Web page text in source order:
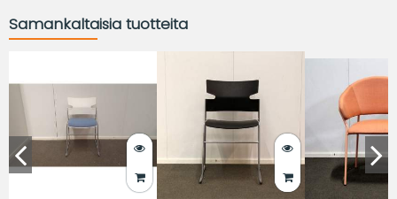
Samankaltaisia tuotteita